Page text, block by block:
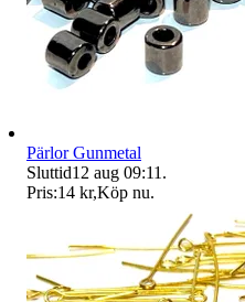
Pärlor Gunmetal
Sluttid12 aug 09:11 .
Pris:14 kr,Köp nu.